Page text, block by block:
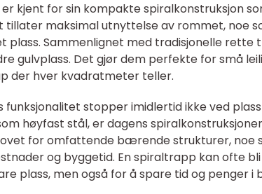
er kjent for sin kompakte spiralkonstruksjon
tillater maksimal utnyttelse av rommet, noe
plass. Sammenlignet med tradisjonelle
gulvplass. Det gjør dem perfekte for små
der hver kvadratmeter teller.
funksjonalitet stopper imidlertid ikke ved
høyfast stål, er dagens
for omfattende bærende strukturer, noe
og byggetid. En spiraltrapp kan ofte
plass, men også for å spare tid og penger i